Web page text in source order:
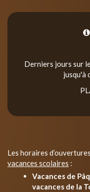
Derniers jours sur
jusqu'à
Les horaires
vacances scolaires :
Vacances de
vacances de la